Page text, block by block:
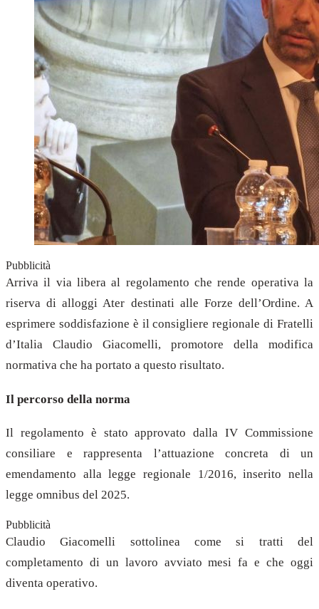
Pubblicità
Arriva il via libera al regolamento che rende operativa la
riserva di alloggi Ater destinati alle Forze dell’Ordine. A
esprimere soddisfazione è il consigliere regionale di Fratelli
d’Italia Claudio Giacomelli, promotore della modifica
normativa che ha portato a questo risultato.
Il percorso della norma
Il regolamento è stato approvato dalla IV Commissione
consiliare e rappresenta l’attuazione concreta di un
emendamento alla legge regionale 1/2016, inserito nella
legge omnibus del 2025.
Pubblicità
Claudio Giacomelli sottolinea come si tratti del
completamento di un lavoro avviato mesi fa e che oggi
diventa operativo.